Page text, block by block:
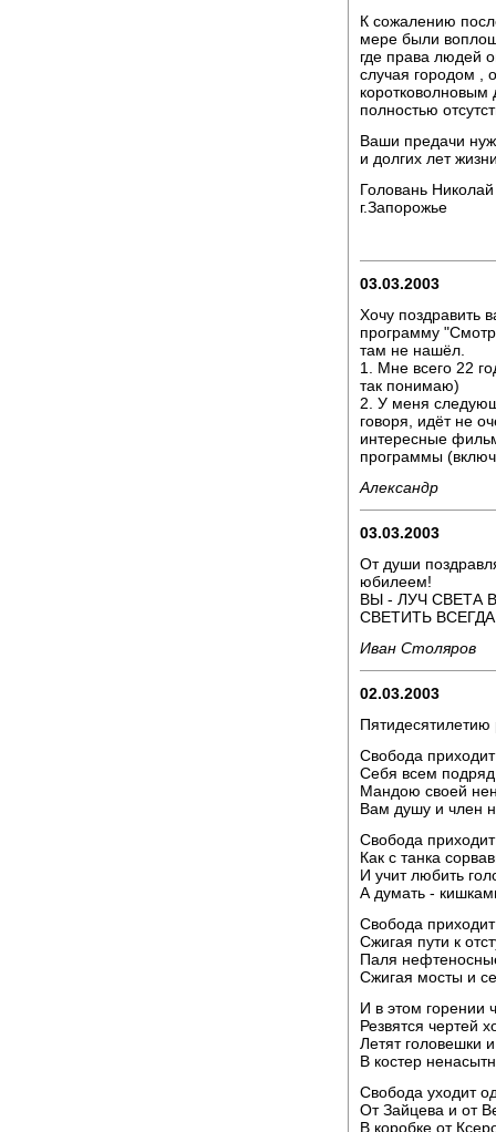
К сожалению
мере были
где права людей
случая городом ,
коротковолновым
полностью
Ваши предачи
и долгих лет
Головань
г.Запорожье
03.03.2003
Хочу поздравить
программу
там не нашёл.
1. Мне всего 22
так понимаю)
2. У меня
говоря, идёт не
интересные
программы
Александр
03.03.2003
От души
юбилеем!
ВЫ - ЛУЧ СВЕТА
СВЕТИТЬ
Иван Столяров
02.03.2003
Свобода
Себя всем
Мандою своей
Вам душу и член
Свобода
Как с танка
И учит любить
А думать -
Свобода
Сжигая пути к
Паля
Сжигая мосты и
И в этом горении
Резвятся чертей
Летят головешки
В костер
Свобода уходит
От Зайцева и от
В коробке от